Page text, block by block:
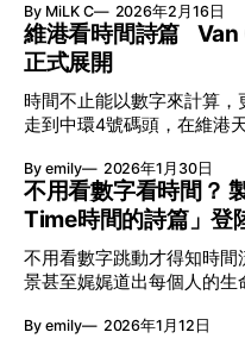
節與香港賽馬會慈善信託基
八年來不只是帶來無數來
本地建立屬於香港的共融創
艦藝團強強聯手打造兩部
影》，展開一場前所未有的
能量，全面開展一場無界限嘅藝術旅程
以「你我不只一種想像」為
的價值。不同能力人士是社
「不同」能力與特質，當我
發，偏見與界線，也自然被藝術溶化。 「
節目包括: 2月27日至3月1日：帕拉管弦樂團《無邊狂想曲》/
音樂‧舞蹈 (
By MiLK C 2026年2月16日
維港看時間詩篇 Van
正式展開
時間不止能以數字來計算，
走到中環4號碼頭，在維港
覽。由即日至2月8日期間舉
言搬離傳統店舖，放進公共
件，而是一場可以與他人一同經歷
「時間詩集」 走進展場尤如翻開一本時間詩集，藉由不同主
題呈現時間的無限想像。
由單純的機械與數字堆砌
精湛的製錶技術與敘事美學
報時的功能，而是把稍縱
By emily 2026年1月30日
不用看數字看時間？
Time時間的詩篇」登
不用看數字跳動才得知時
景甚至娓娓道出每個人的生
詩篇」展覽，邀請大家走進
By emily 2026年1月12日